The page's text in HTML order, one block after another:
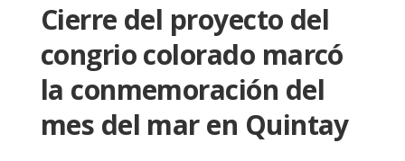
Cierre del proyecto del
congrio colorado marcó
la conmemoración del
mes del mar en Quintay